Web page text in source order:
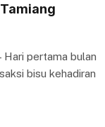
pertama bulan
bisu kehadiran